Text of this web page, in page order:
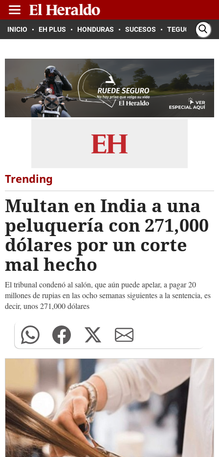
INICIO EH PLUS HONDURAS SUCESOS TEGUCIGALPA
Trending
Multan en India a una
peluquería con 271,000
dólares por un corte
mal hecho
El tribunal condenó al salón, que aún puede apelar, a pagar 20
millones de rupias en las ocho semanas siguientes a la sentencia, es
decir, unos 271,000 dólares